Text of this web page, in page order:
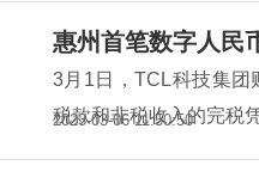
惠州首笔数字人民
3月1日，TCL科技集团
税款和非税收入的完税
2023-03-06 11:50:50